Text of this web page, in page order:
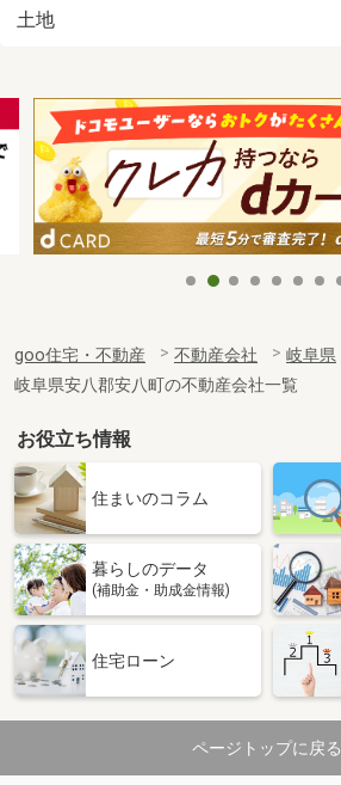
土地
goo住宅・不動産 不動産会社 岐阜県
岐阜県安八郡安八町の不動産会社一覧
お役立ち情報
住まいのコラム
暮らしのデータ
(補助金・助成金情報)
住宅ローン
ページトップに戻る